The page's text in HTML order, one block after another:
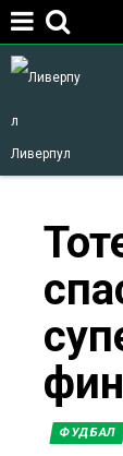
Ливерпул
You
here
ФУДБАЛ